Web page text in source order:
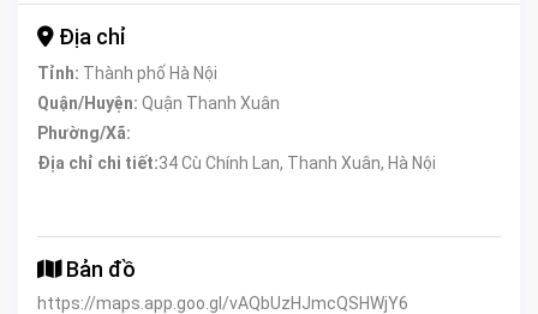
Địa chỉ
Tỉnh: Thành phố Hà Nội
Quận/Huyện: Quận Thanh Xuân
Phường/Xã:
Địa chỉ chi tiết:34 Cù Chính Lan, Thanh Xuân, Hà Nội
Bản đồ
https://maps.app.goo.gl/vAQbUzHJmcQSHWjY6